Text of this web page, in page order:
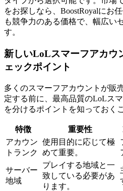
をお探しなら、BoostRoyalにお
も競争力のある価格で、幅広い
す。
新しいLoLスマーフアカウ
ェックポイント
多くのスマーフアカウントが販
定する前に、最高品質のLoLス
を分けるポイントを知っておく
特徴 重要性
アカウン
トランク
使用目的に応じて極
めて重要。
サーバー
地域
プレイする地域と一
致している必要があ
ります。